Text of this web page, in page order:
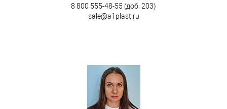
8 800 555-48-55 (доб. 203)
sale@a1plast.ru